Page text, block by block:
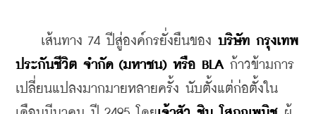
เส้นทาง 74 ปีสู่องค์กรยั่งยืนของ บริษัท กรุงเทพ
ประกันชีวิต จำกัด (มหาชน) หรือ BLA ก้าวข้ามการ
เปลี่ยนแปลงมากมายหลายครั้ง นับตั้งแต่ก่อตั้งใน